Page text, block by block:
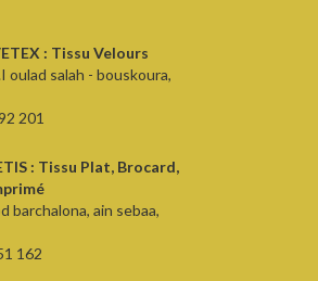
: Tissu Velours
oulad salah - bouskoura,
201
: Tissu Plat, Brocard,
barchalona, ain sebaa,
162